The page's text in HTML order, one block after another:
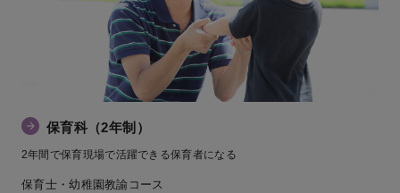
保育科（2年制）
2年間で保育現場で活躍できる保育者になる
保育士・幼稚園教諭コース